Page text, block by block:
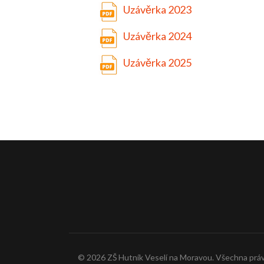
Uzávěrka 2023
Uzávěrka 2024
Uzávěrka 2025
© 2026 ZŠ Hutník Veselí na Moravou. Všechna